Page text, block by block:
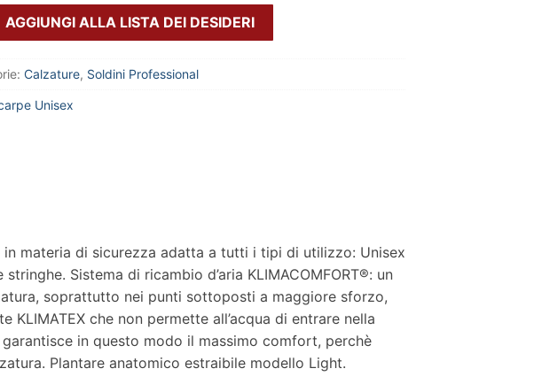
AGGIUNGI ALLA LISTA DEI DESIDERI
Calzature, Soldini Professional
Unisex
materia di sicurezza adatta a tutti i tipi di utilizzo: Unisex
Sistema di ricambio d’aria KLIMACOMFORT®: un
soprattutto nei punti sottoposti a maggiore sforzo,
che non permette all’acqua di entrare nella
in questo modo il massimo comfort, perchè
Plantare anatomico estraibile modello Light.